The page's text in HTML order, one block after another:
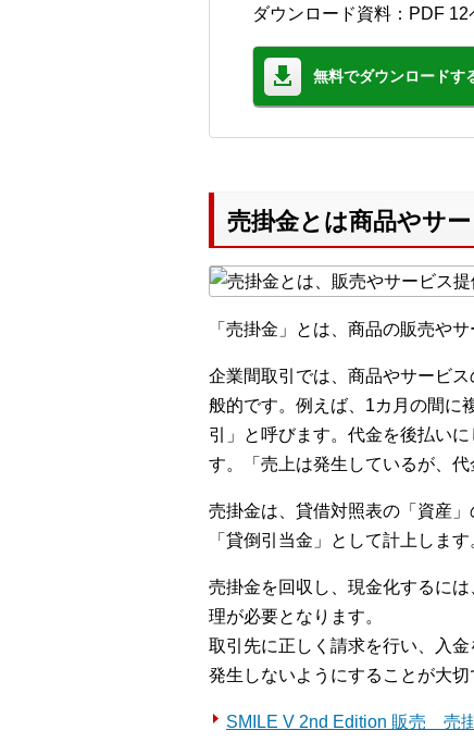
ダウンロード資料：PDF 12
無料でダウンロードす
売掛金とは商品やサ
「売掛金」とは、商品の販売や
企業間取引では、商品やサービ
般的です。例えば、1カ月の間に
引」と呼びます。代金を後払い
す。「売上は発生しているが、
売掛金は、貸借対照表の「資産
「貸倒引当金」として計上します
売掛金を回収し、現金化するに
理が必要となります。
取引先に正しく請求を行い、入
発生しないようにすることが大切
SMILE V 2nd Edition 販売 売